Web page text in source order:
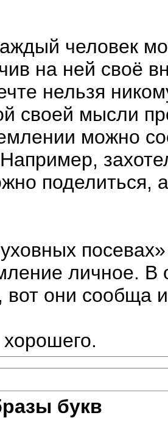
человек
на ней своё
нельзя
своей мысли
можно
поделиться,
личное.
вот они сообща
букв